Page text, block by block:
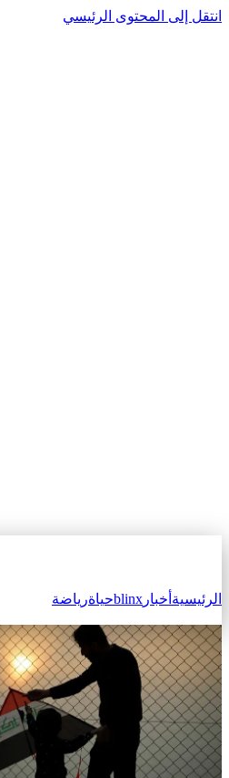
انتقل إلى المحتوى الرئيسي
الرئيسية أخبار blinxحياةرياضة